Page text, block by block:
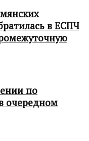
в ЕСПЧ
по
очередном